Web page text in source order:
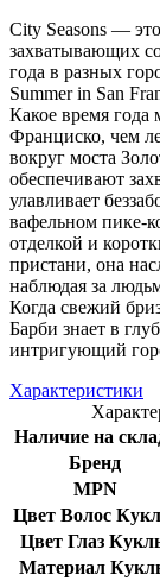
City Seasons —
захватывающих
года в разных
Summer in San
Какое время
Франциско, чем
вокруг моста
обеспечивают
улавливает
вафельном пике-
отделкой и
пристани, она
наблюдая за
Когда свежий
Барби знает в
интригующий
Характеристики
Наличие на
Бренд
MPN
Цвет Волос
Цвет Глаз
Материал